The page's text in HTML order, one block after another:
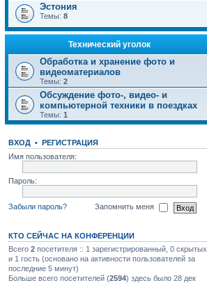
Эстония
Темы: 8
Технический уголок
Обработка и хранение фото и
видеоматериалов
Темы: 2
Обсуждение фото-, видео- и
компьютерной техники в поездках
Темы: 1
ВХОД • РЕГИСТРАЦИЯ
Имя пользователя:
Пароль:
Забыли пароль? Запомнить меня
КТО СЕЙЧАС НА КОНФЕРЕНЦИИ
Всего 2 посетителя :: 1 зарегистрированный, 0 скрытых
и 1 гость (основано на активности пользователей за
последние 5 минут)
Больше всего посетителей (2594) здесь было 28 дек